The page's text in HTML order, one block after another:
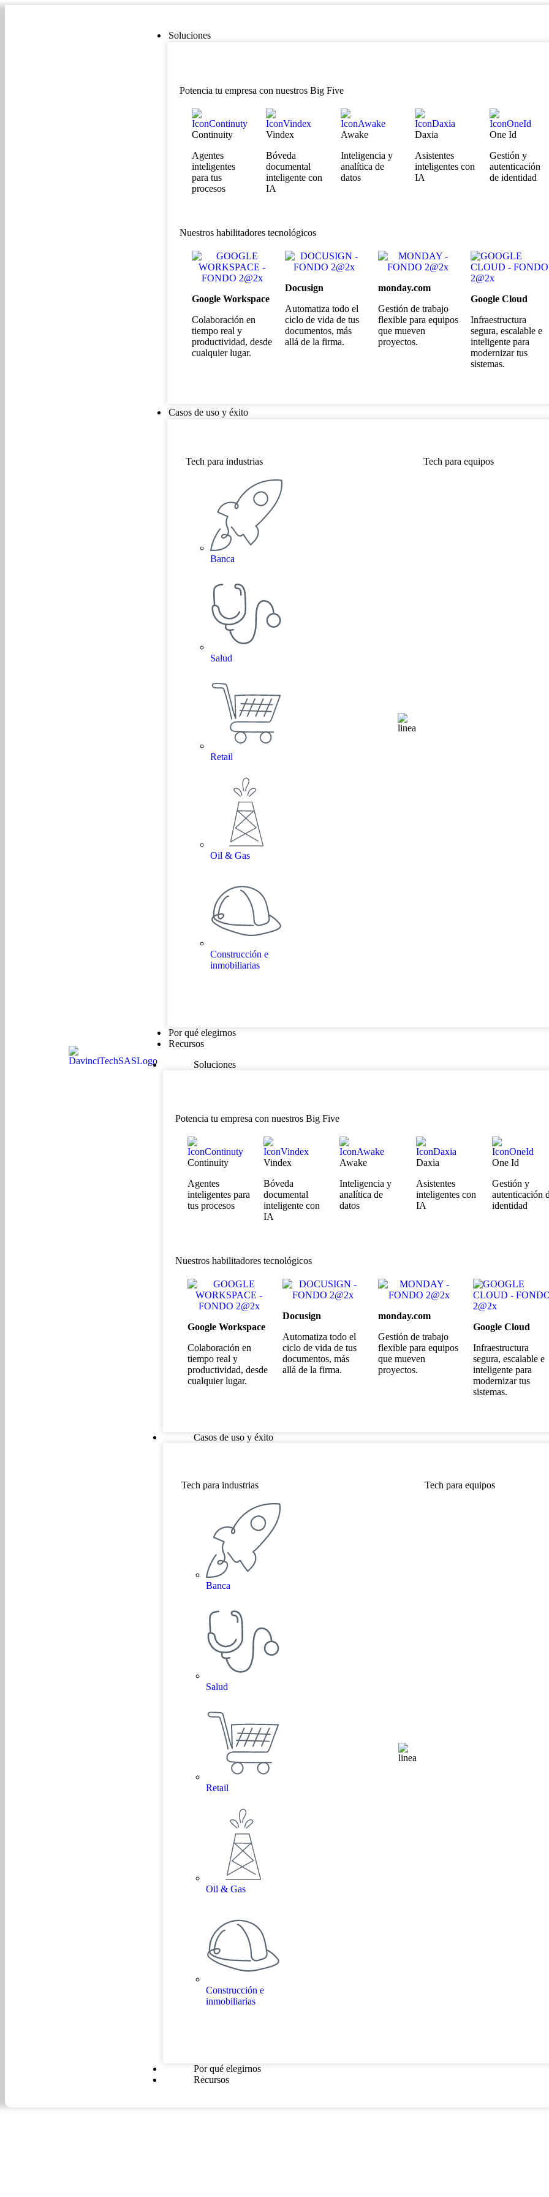
Soluciones
Potencia tu empresa con nuestros Big Five
Continuity
Agentes
inteligentes
para tus
procesos
Vindex
Bóveda
documental
inteligente con
IA
Awake
Inteligencia y
analítica de
datos
Daxia
Asistentes
inteligentes con
IA
One Id
Gestión y
autenticación
de identidad
Nuestros habilitadores tecnológicos
Google Workspace
Colaboración en
tiempo real y
productividad, desde
cualquier lugar.
Docusign
Automatiza todo el
ciclo de vida de tus
documentos, más
allá de la firma.
monday.com
Gestión de trabajo
flexible para equipos
que mueven
proyectos.
Google Cloud
Infraestructura
segura, escalable e
inteligente para
modernizar tus
sistemas.
Casos de uso y éxito
Tech para industrias
Banca
Salud
Retail
Oil & Gas
Construcción e
inmobiliarias
Tech para equipos
Por qué elegirnos
Recursos
Soluciones
Potencia tu empresa con nuestros Big Five
Continuity
Agentes
inteligentes para
tus procesos
Vindex
Bóveda
documental
inteligente con
IA
Awake
Inteligencia y
analítica de
datos
Daxia
Asistentes
inteligentes con
IA
One Id
Gestión y
autenticación
identidad
Nuestros habilitadores tecnológicos
Google Workspace
Colaboración en
tiempo real y
productividad, desde
cualquier lugar.
Docusign
Automatiza todo el
ciclo de vida de tus
documentos, más
allá de la firma.
monday.com
Gestión de trabajo
flexible para equipos
que mueven
proyectos.
Google Cloud
Infraestructura
segura, escalable e
inteligente para
modernizar tus
sistemas.
Casos de uso y éxito
Tech para industrias
Banca
Salud
Retail
Oil & Gas
Construcción e
inmobiliarias
Tech para equipos
Por qué elegirnos
Recursos